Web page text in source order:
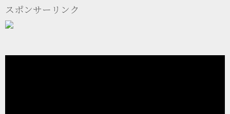
スポンサーリンク